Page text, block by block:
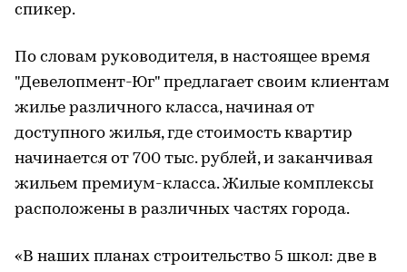
спикер.
По словам руководителя, в настоящее время
"Девелопмент-Юг" предлагает своим клиентам
жилье различного класса, начиная от
доступного жилья, где стоимость квартир
начинается от 700 тыс. рублей, и заканчивая
жильем премиум-класса. Жилые комплексы
расположены в различных частях города.
«В наших планах строительство 5 школ: две в